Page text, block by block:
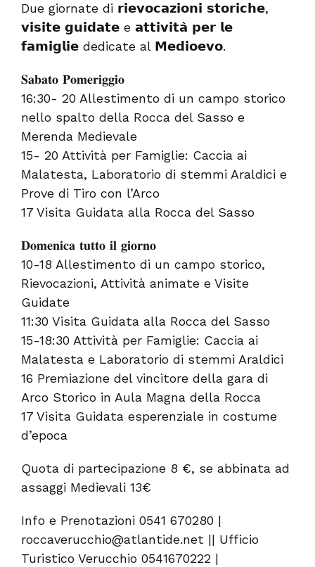
Due giornate di 𝗿𝗶𝗲𝘃𝗼𝗰𝗮𝘇𝗶𝗼𝗻𝗶 𝘀𝘁𝗼𝗿𝗶𝗰𝗵𝗲,
𝘃𝗶𝘀𝗶𝘁𝗲 𝗴𝘂𝗶𝗱𝗮𝘁𝗲 e 𝗮𝘁𝘁𝗶𝘃𝗶𝘁𝗮̀ 𝗽𝗲𝗿 𝗹𝗲
𝗳𝗮𝗺𝗶𝗴𝗹𝗶𝗲 dedicate al 𝗠𝗲𝗱𝗶𝗼𝗲𝘃𝗼.
𝐒𝐚𝐛𝐚𝐭𝐨 𝐏𝐨𝐦𝐞𝐫𝐢𝐠𝐠𝐢𝐨
16:30- 20 Allestimento di un campo storico
nello spalto della Rocca del Sasso e
Merenda Medievale
15- 20 Attività per Famiglie: Caccia ai
Malatesta, Laboratorio di stemmi Araldici e
Prove di Tiro con l’Arco
17 Visita Guidata alla Rocca del Sasso
𝐃𝐨𝐦𝐞𝐧𝐢𝐜𝐚 𝐭𝐮𝐭𝐭𝐨 𝐢𝐥 𝐠𝐢𝐨𝐫𝐧𝐨
10-18 Allestimento di un campo storico,
Rievocazioni, Attività animate e Visite
Guidate
11:30 Visita Guidata alla Rocca del Sasso
15-18:30 Attività per Famiglie: Caccia ai
Malatesta e Laboratorio di stemmi Araldici
16 Premiazione del vincitore della gara di
Arco Storico in Aula Magna della Rocca
17 Visita Guidata esperenziale in costume
d’epoca
Quota di partecipazione 8 €, se abbinata ad
assaggi Medievali 13€
Info e Prenotazioni 0541 670280 |
roccaverucchio@atlantide.net || Ufficio
Turistico Verucchio 0541670222 |